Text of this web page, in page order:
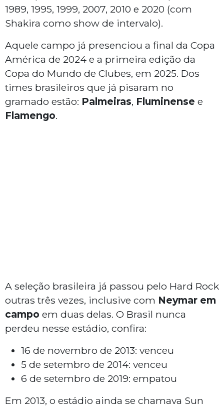
1989, 1995, 1999, 2007, 2010 e 2020 (com
Shakira como show de intervalo).
Aquele campo já presenciou a final da Copa
América de 2024 e a primeira edição da
Copa do Mundo de Clubes, em 2025. Dos
times brasileiros que já pisaram no
gramado estão: Palmeiras, Fluminense e
Flamengo.
A seleção brasileira já passou pelo Hard Rock
outras três vezes, inclusive com Neymar em
campo em duas delas. O Brasil nunca
perdeu nesse estádio, confira:
16 de novembro de 2013: venceu
5 de setembro de 2014: venceu
6 de setembro de 2019: empatou
Em 2013, o estádio ainda se chamava Sun